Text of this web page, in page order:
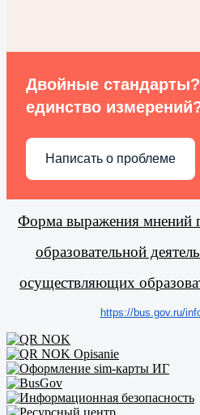
Двойные
единство
Написать о проблеме
Форма выражения мнений
образовательной
осуществляющих
https://bus.gov.ru/